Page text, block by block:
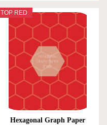
TOP RED
Hexagonal Graph Paper